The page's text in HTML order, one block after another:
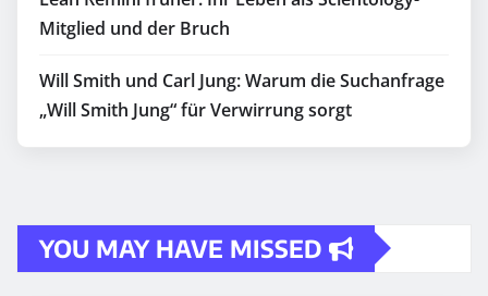
Mitglied und der Bruch
Will Smith und Carl Jung: Warum die Suchanfrage
„Will Smith Jung“ für Verwirrung sorgt
YOU MAY HAVE MISSED